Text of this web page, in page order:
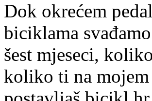
Dok okrećem
biciklama
šest mjeseci,
koliko ti na